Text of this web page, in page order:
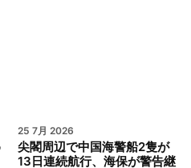
25 7月 2026
尖閣周辺で中国海警船2隻が
13日連続航行、海保が警告継